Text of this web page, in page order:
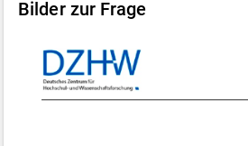
Bilder zur Frage